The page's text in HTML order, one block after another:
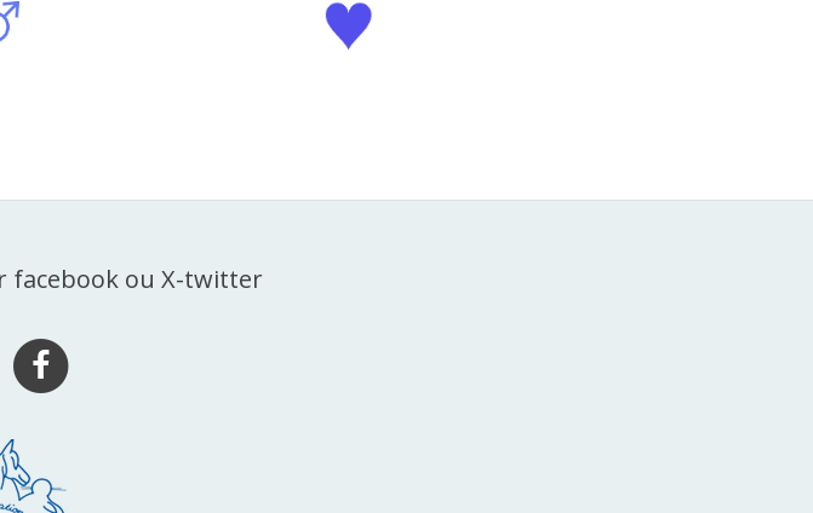
facebook ou X-twitter